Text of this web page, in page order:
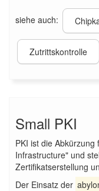
siehe auch:
Zutrittskontrolle
Small PKI
PKI ist die
Infrastructure" und
Zertifikatserstellung
Der Einsatz der